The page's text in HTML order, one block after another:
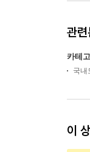
관
카테
국내
이